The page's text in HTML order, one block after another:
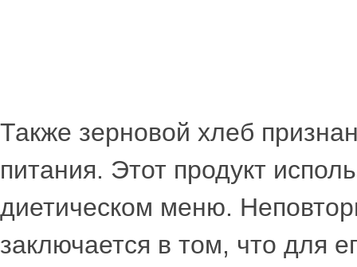
Также зерновой хлеб
питания. Этот продукт
диетическом меню.
заключается в том, что для